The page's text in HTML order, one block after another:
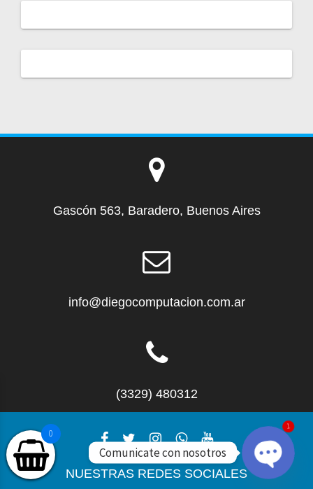
Gascón 563, Baradero, Buenos Aires
info@diegocomputacion.com.ar
(3329) 480312
NUESTRAS REDES SOCIALES
0
Comunicate con nosotros